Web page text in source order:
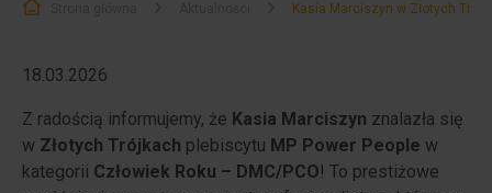
Kasia Marciszyn w Złotych
18.03.2026
Z radością informujemy, że Kasia Marciszyn znalazła się
w Złotych Trójkach plebiscytu MP Power People w
kategorii Człowiek Roku – DMC/PCO! To prestiżowe